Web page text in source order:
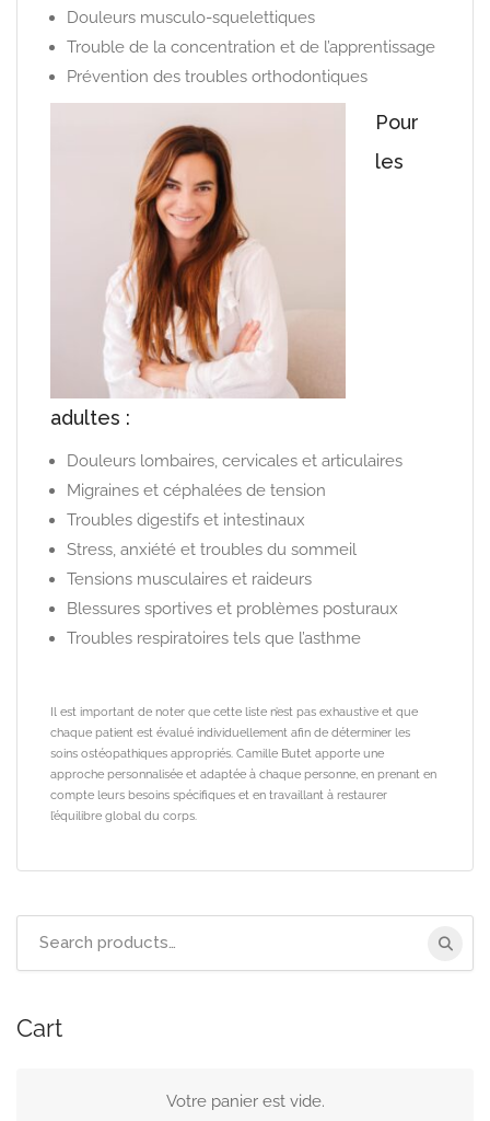
Douleurs musculo-squelettiques
Trouble de la concentration et de l’apprentissage
Prévention des troubles orthodontiques
Pour
les
adultes :
Douleurs lombaires, cervicales et articulaires
Migraines et céphalées de tension
Troubles digestifs et intestinaux
Stress, anxiété et troubles du sommeil
Tensions musculaires et raideurs
Blessures sportives et problèmes posturaux
Troubles respiratoires tels que l’asthme
Il est important de noter que cette liste n’est pas exhaustive et que
chaque patient est évalué individuellement afin de déterminer les
soins ostéopathiques appropriés. Camille Butet apporte une
approche personnalisée et adaptée à chaque personne, en prenant en
compte leurs besoins spécifiques et en travaillant à restaurer
l’équilibre global du corps.
Cart
Votre panier est vide.